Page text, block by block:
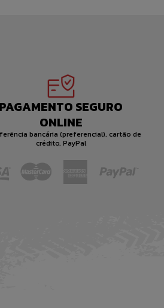
PAGAMENTO SEGURO
ONLINE
bancária (preferencial), cartão de
crédito, PayPal